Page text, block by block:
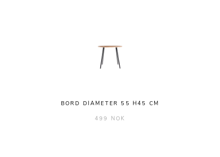
BORD DIAMETER 55 H45 CM
499 NOK